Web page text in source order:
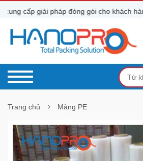
cấp giải pháp đóng gói cho khách hàng
Trang chủ Màng PE